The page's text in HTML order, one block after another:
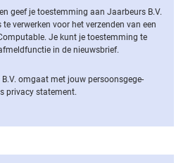
geef je toestemming aan Jaarbeurs B.V.
verwerken voor het verzenden van een
Je kunt je toestemming te
in de nieuwsbrief.
omgaat met jouw per­soons­ge­ge­
privacy statement.